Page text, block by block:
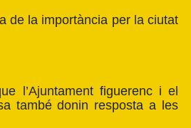
de la importància per la ciutat
l’Ajuntament figuerenc i el
també donin resposta a les